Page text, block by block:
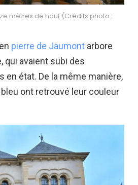
mètres de haut (Crédits photo :
pierre de Jaumont arbore
qui avaient subi des
état. De la même manière,
ont retrouvé leur couleur